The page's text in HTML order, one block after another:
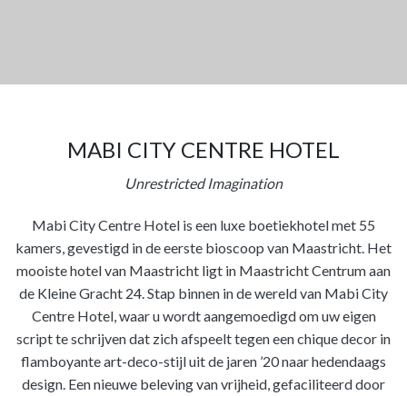
MABI CITY CENTRE HOTEL
Unrestricted Imagination
Mabi City Centre Hotel is een luxe boetiekhotel met 55
kamers, gevestigd in de eerste bioscoop van Maastricht. Het
mooiste hotel van Maastricht ligt in Maastricht Centrum aan
de Kleine Gracht 24. Stap binnen in de wereld van Mabi City
Centre Hotel, waar u wordt aangemoedigd om uw eigen
script te schrijven dat zich afspeelt tegen een chique decor in
flamboyante art-deco-stijl uit de jaren ’20 naar hedendaags
design. Een nieuwe beleving van vrijheid, gefaciliteerd door